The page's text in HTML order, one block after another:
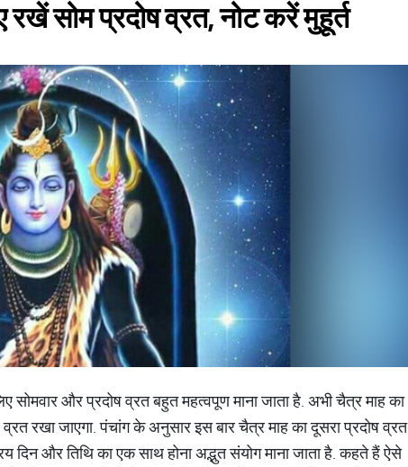
सोम प्रदोष व्रत, नोट करें मुहूर्त
सोमवार और प्रदोष व्रत बहुत महत्वपूण माना जाता है. अभी चैत्र माह का
रखा जाएगा. पंचांग के अनुसार इस बार चैत्र माह का दूसरा प्रदोष व्रत
दिन और तिथि का एक साथ होना अद्भुत संयोग माना जाता है. कहते हैं ऐसे